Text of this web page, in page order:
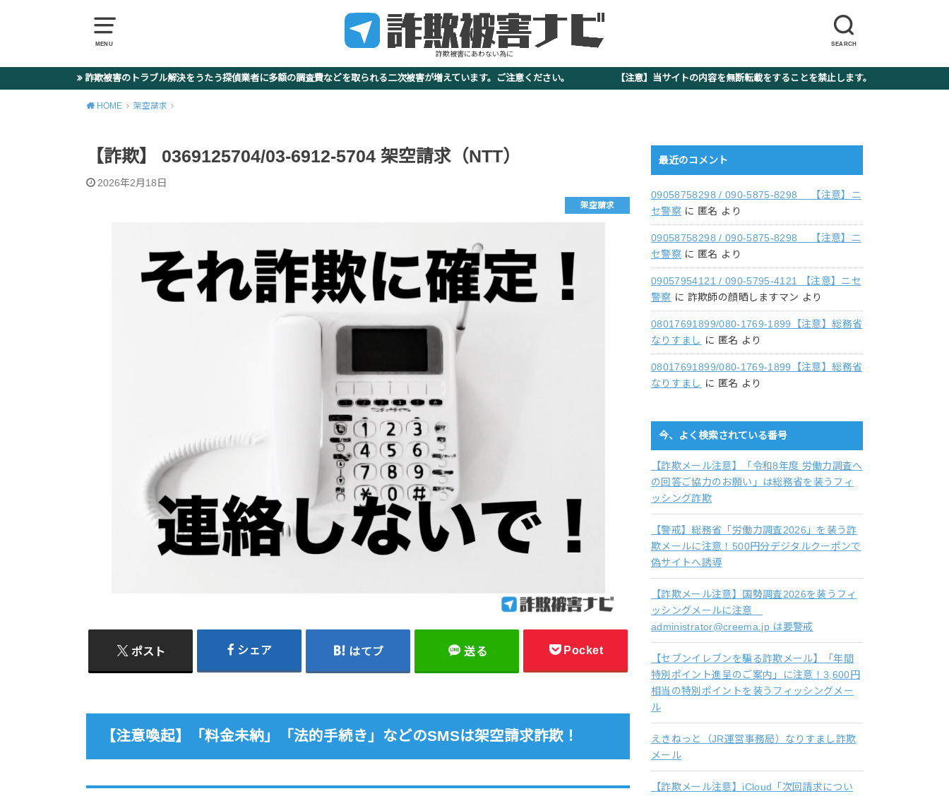
MENU SEARCH
詐欺被害にあわない為に
詐欺被害のトラブル解決をうたう探偵業者に多額の調査費などを取られる二次被害が増えています。ご注意ください。 【注意】当サイトの内容を無断転載をすることを禁止します。
HOME 架空請求
【詐欺】 0369125704/03-6912-5704 架空請求（NTT）
2026年2月18日
架空請求
ポスト シェア はてブ 送る Pocket
【注意喚起】「料金未納」「法的手続き」などのSMSは架空請求詐欺！
最近のコメント
09058758298 / 090-5875-8298 【注意】ニ
セ警察 に 匿名 より
09058758298 / 090-5875-8298 【注意】ニ
セ警察 に 匿名 より
09057954121 / 090-5795-4121 【注意】ニセ
警察 に 詐欺師の顔晒しますマン より
08017691899/080-1769-1899【注意】総務省
なりすまし に 匿名 より
08017691899/080-1769-1899【注意】総務省
なりすまし に 匿名 より
今、よく検索されている番号
【詐欺メール注意】「令和8年度 労働力調査へ
の回答ご協力のお願い」は総務省を装うフィ
ッシング詐欺
【警戒】総務省「労働力調査2026」を装う詐
欺メールに注意！500円分デジタルクーポンで
偽サイトへ誘導
【詐欺メール注意】国勢調査2026を装うフィ
ッシングメールに注意
administrator@creema.jp は要警戒
【セブンイレブンを騙る詐欺メール】「年間
特別ポイント進呈のご案内」に注意！3,600円
相当の特別ポイントを装うフィッシングメー
ル
えきねっと（JR運営事務局）なりすまし詐欺
メール
【詐欺メール注意】iCloud「次回請求につい